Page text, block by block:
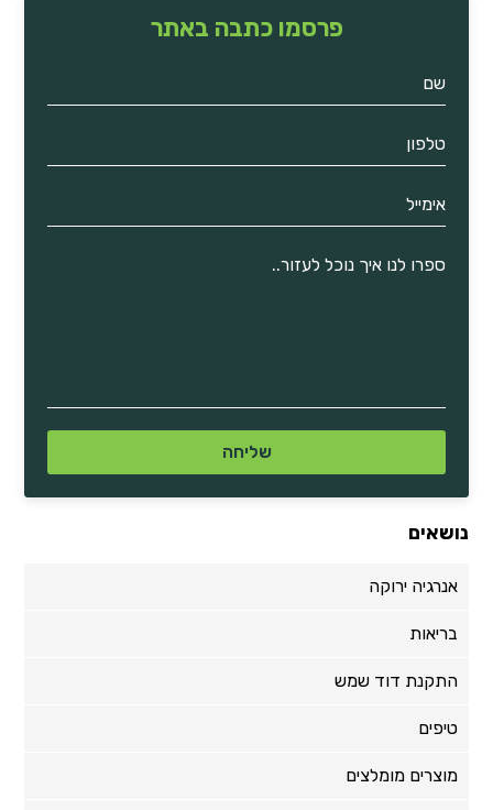
פרסמו כתבה באתר
נושאים
אנרגיה ירוקה
בריאות
התקנת דוד שמש
טיפים
מוצרים מומלצים